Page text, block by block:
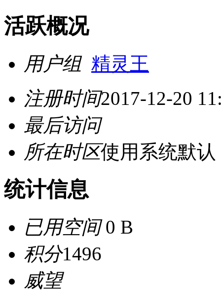
活跃概况
用户组 精灵王
注册时间2017-12-20
最后访问
所在时区使用系统默认
统计信息
已用空间0 B
积分1496
威望